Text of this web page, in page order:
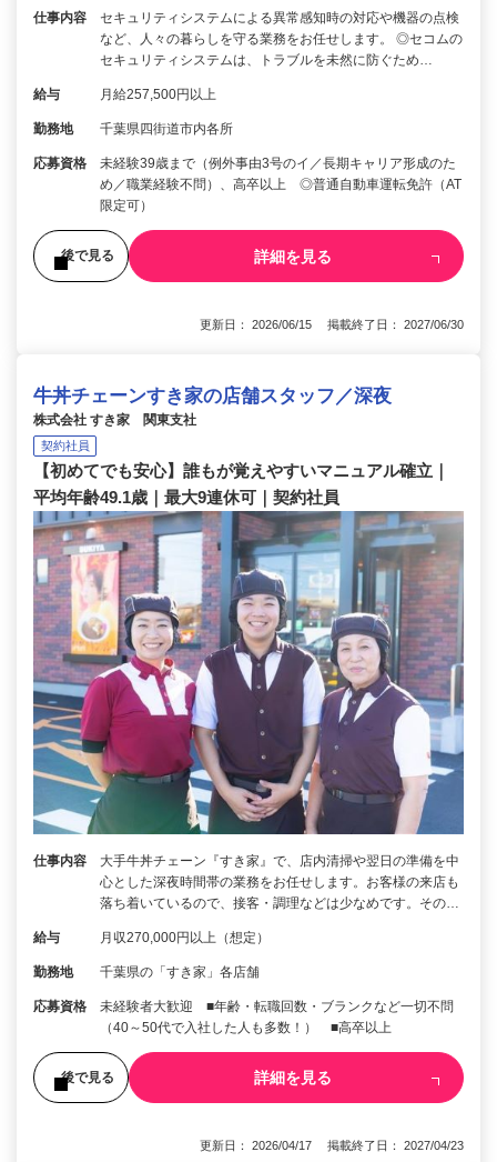
仕事内容
セキュリティシステムによる異常感知時の対応や機器の点検
など、人々の暮らしを守る業務をお任せします。 ◎セコムの
セキュリティシステムは、トラブルを未然に防ぐため…
給与 月給257,500円以上
勤務地 千葉県四街道市内各所
応募資格
未経験39歳まで（例外事由3号のイ／長期キャリア形成のた
め／職業経験不問）、高卒以上 ◎普通自動車運転免許（AT
限定可）
後で見る 詳細を見る
更新日： 2026/06/15 掲載終了日： 2027/06/30
牛丼チェーンすき家の店舗スタッフ／深夜
株式会社 すき家 関東支社
契約社員
【初めてでも安心】誰もが覚えやすいマニュアル確立｜
平均年齢49.1歳｜最大9連休可｜契約社員
仕事内容
大手牛丼チェーン『すき家』で、店内清掃や翌日の準備を中
心とした深夜時間帯の業務をお任せします。お客様の来店も
落ち着いているので、接客・調理などは少なめです。その…
給与 月収270,000円以上（想定）
勤務地 千葉県の「すき家」各店舗
応募資格
未経験者大歓迎 ■年齢・転職回数・ブランクなど一切不問
（40～50代で入社した人も多数！） ■高卒以上
後で見る 詳細を見る
更新日： 2026/04/17 掲載終了日： 2027/04/23